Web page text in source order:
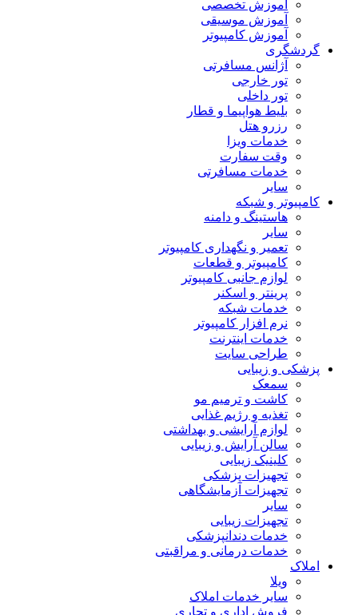
آموزش تخصصی
آموزش موسیقی
آموزش کامپیوتر
گردشگری
آژانس مسافرتی
تور خارجی
تور داخلی
بلیط هواپیما و قطار
رزرو هتل
خدمات ویزا
وقت سفارت
خدمات مسافرتی
سایر
کامپیوتر و شبکه
هاستینگ و دامنه
سایر
تعمیر و نگهداری کامپیوتر
کامپیوتر و قطعات
لوازم جانبی کامپیوتر
پرینتر و اسکنر
خدمات شبکه
نرم افزار کامپیوتر
خدمات اینترنت
طراحی سایت
پزشکی و زیبایی
سمعک
کاشت و ترمیم مو
تغذیه و رژیم غذایی
لوازم آرایشی و بهداشتی
سالن آرایش و زیبایی
کلینیک زیبایی
تجهیزات پزشکی
تجهیزات آزمایشگاهی
سایر
تجهیزات زیبایی
خدمات دندانپزشکی
خدمات درمانی و مراقبتی
املاک
ویلا
سایر خدمات املاک
فروش اداری و تجاری